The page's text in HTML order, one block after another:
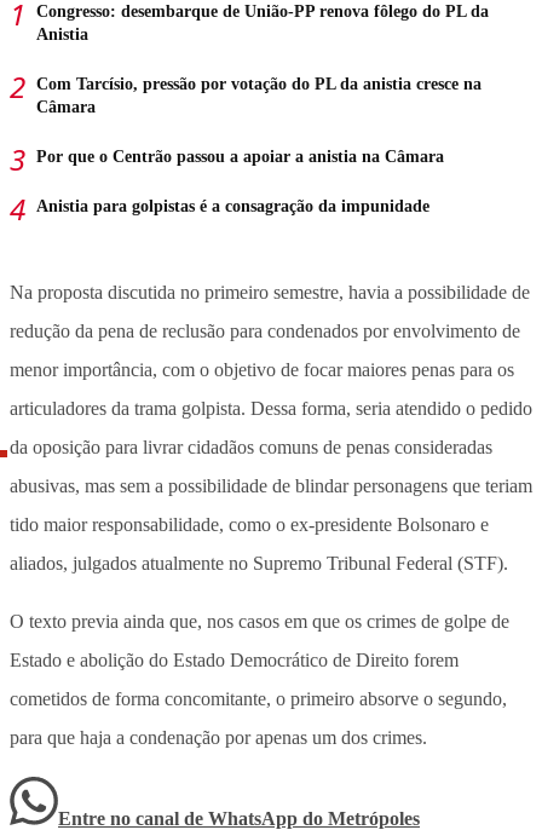
Congresso: desembarque de União-PP renova fôlego do PL da
Anistia
Com Tarcísio, pressão por votação do PL da anistia cresce na
Câmara
Por que o Centrão passou a apoiar a anistia na Câmara
Anistia para golpistas é a consagração da impunidade
Na proposta discutida no primeiro semestre, havia a possibilidade de
redução da pena de reclusão para condenados por envolvimento de
menor importância, com o objetivo de focar maiores penas para os
articuladores da trama golpista. Dessa forma, seria atendido o pedido
da oposição para livrar cidadãos comuns de penas consideradas
abusivas, mas sem a possibilidade de blindar personagens que teriam
tido maior responsabilidade, como o ex-presidente Bolsonaro e
aliados, julgados atualmente no Supremo Tribunal Federal (STF).
O texto previa ainda que, nos casos em que os crimes de golpe de
Estado e abolição do Estado Democrático de Direito forem
cometidos de forma concomitante, o primeiro absorve o segundo,
para que haja a condenação por apenas um dos crimes.
Entre no canal de WhatsApp do Metrópoles